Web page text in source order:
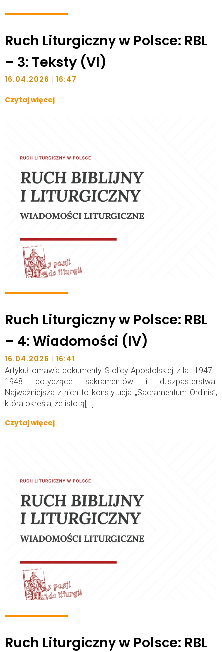
Ruch Liturgiczny w Polsce: RBL
– 3: Teksty (VI)
16.04.2026 | 16:47
Czytaj więcej
Ruch Liturgiczny w Polsce: RBL
– 4: Wiadomości (IV)
16.04.2026 | 16:41
Artykuł omawia dokumenty Stolicy Apostolskiej z lat 1947–
1948 dotyczące sakramentów i duszpasterstwa.
Najważniejsza z nich to konstytucja „Sacramentum Ordinis”,
która określa, że istotą[…]
Czytaj więcej
Ruch Liturgiczny w Polsce: RBL